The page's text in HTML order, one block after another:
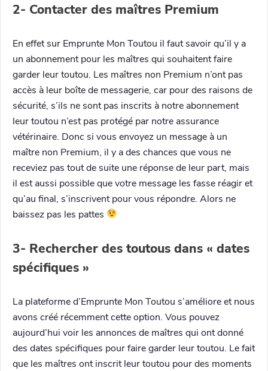
2- Contacter des maîtres Premium
En effet sur Emprunte Mon Toutou il faut savoir qu’il y a
un abonnement pour les maîtres qui souhaitent faire
garder leur toutou. Les maîtres non Premium n’ont pas
accès à leur boîte de messagerie, car pour des raisons de
sécurité, s’ils ne sont pas inscrits à notre abonnement
leur toutou n’est pas protégé par notre assurance
vétérinaire. Donc si vous envoyez un message à un
maître non Premium, il y a des chances que vous ne
receviez pas tout de suite une réponse de leur part, mais
il est aussi possible que votre message les fasse réagir et
qu’au final, s’inscrivent pour vous répondre. Alors ne
baissez pas les pattes
3- Rechercher des toutous dans « dates
spécifiques »
La plateforme d’Emprunte Mon Toutou s’améliore et nous
avons créé récemment cette option. Vous pouvez
aujourd’hui voir les annonces de maîtres qui ont donné
des dates spécifiques pour faire garder leur toutou. Le fait
que les maîtres ont inscrit leur toutou pour des moments